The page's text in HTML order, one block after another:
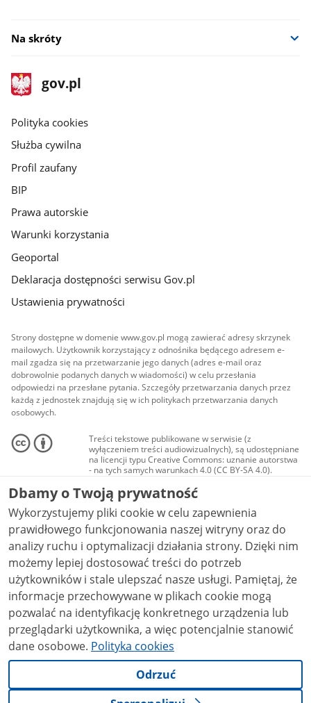
Na skróty
stopka
gov.pl
Strona
gov.pl
gov.pl
Polityka cookies
Służba cywilna
Profil zaufany
BIP
Prawa autorskie
Warunki korzystania
Geoportal
Deklaracja dostępności serwisu Gov.pl
Ustawienia prywatności
Strony dostępne w domenie www.gov.pl mogą zawierać adresy skrzynek
mailowych. Użytkownik korzystający z odnośnika będącego adresem e-
mail zgadza się na przetwarzanie jego danych (adres e-mail oraz
dobrowolnie podanych danych w wiadomości) w celu przesłania
odpowiedzi na przesłane pytania. Szczegóły przetwarzania danych przez
każdą z jednostek znajdują się w ich politykach przetwarzania danych
osobowych.
Treści tekstowe publikowane w serwisie (z
wyłączeniem treści audiowizualnych), są udostępniane
na licencji typu Creative Commons: uznanie autorstwa
- na tych samych warunkach 4.0 (CC BY-SA 4.0).
Materiały audiowizualne, w tym zdjęcia, materiały
audio i wideo, są udostępniane na licencji typu
Creative Commons: uznanie autorstwa użycie
niekomercyjne - bez utworów zależnych 4.0 (CC BY-
NC-ND 4.0), o ile nie jest to stwierdzone inaczej.
Dbamy o Twoją prywatność
Wykorzystujemy pliki cookie w celu zapewnienia
prawidłowego funkcjonowania naszej witryny oraz do
analizy ruchu i optymalizacji działania strony. Dzięki nim
możemy lepiej dostosować treści do potrzeb
użytkowników i stale ulepszać nasze usługi. Pamiętaj, że
informacje przechowywane w plikach cookie mogą
pozwalać na identyfikację konkretnego urządzenia lub
przeglądarki użytkownika, a więc potencjalnie stanowić
dane osobowe. Polityka cookies
Odrzuć